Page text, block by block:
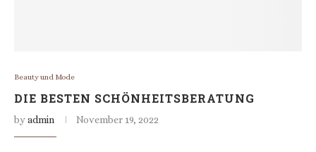
Beauty und Mode
DIE BESTEN SCHÖNHEITSBERATUNG
byadmin November 19, 2022